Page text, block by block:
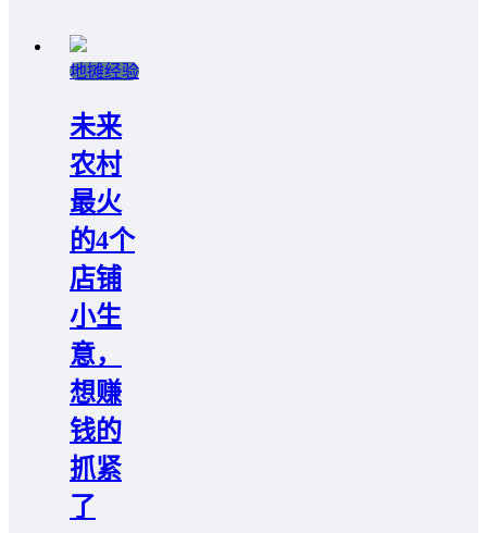
地摊经验
未来
农村
最火
的4个
店铺
小生
意，
想赚
钱的
抓紧
了